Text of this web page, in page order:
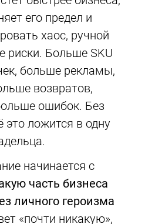
его предел и
хаос, ручной
риски. Больше SKU
больше рекламы,
возвратов,
ошибок. Без
это ложится в одну
начинается с
часть бизнеса
личного героизма
«почти никакую»,